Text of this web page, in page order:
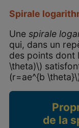
Spirale
Une spirale
qui, dans un
des points dont
\theta)\)
(r=ae^{b
de la